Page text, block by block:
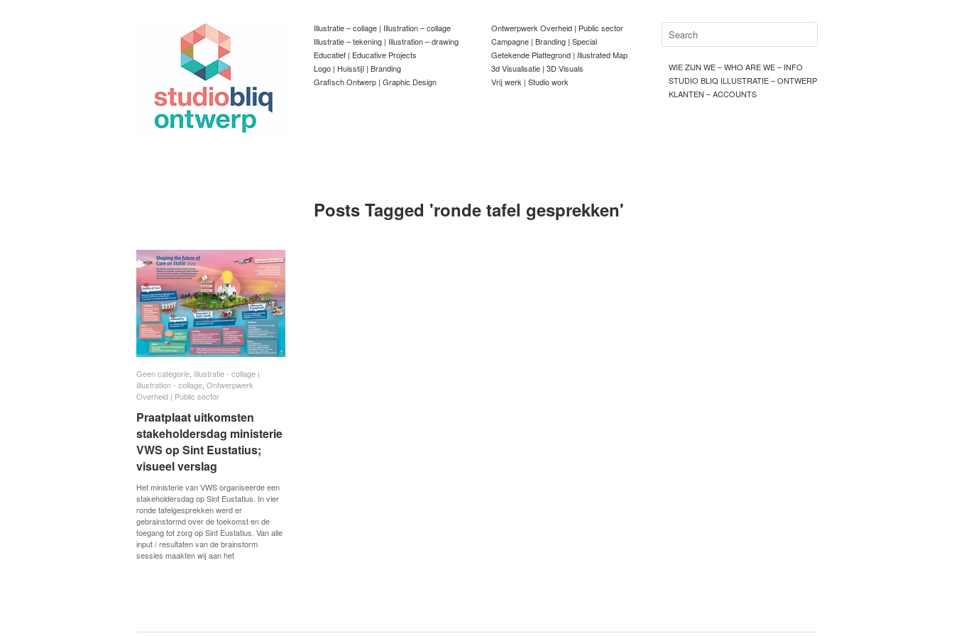
Illustratie – collage | Illustration – collage
Illustratie – tekening | Illustration – drawing
Educatief | Educative Projects
Logo | Huisstijl | Branding
Grafisch Ontwerp | Graphic Design
Ontwerpwerk Overheid | Public sector
Campagne | Branding | Special
Getekende Plattegrond | Illustrated Map
3d Visualisatie | 3D Visuals
Vrij werk | Studio work
WIE ZIJN WE – WHO ARE WE – INFO
STUDIO BLIQ ILLUSTRATIE – ONTWERP
KLANTEN – ACCOUNTS
Posts Tagged 'ronde tafel gesprekken'
Geen categorie Illustratie - collage |
Illustration - collage Ontwerpwerk
Overheid | Public sector
Praatplaat uitkomsten
stakeholdersdag ministerie
VWS op Sint Eustatius;
visueel verslag
Het ministerie van VWS organiseerde een
stakeholdersdag op Sint Eustatius. In vier
ronde tafelgesprekken werd er
gebrainstormd over de toekomst en de
toegang tot zorg op Sint Eustatius. Van alle
input / resultaten van de brainstorm
sessies maakten wij aan het
Geen categorie Illustratie - collage |
Illustration - collage Ontwerpwerk
Overheid | Public sector
Praatplaat uitkomsten
stakeholdersdag ministerie
VWS op Sint Eustatius;
visueel verslag